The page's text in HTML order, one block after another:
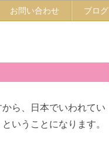
お問い合わせ ブログ
ら、日本でいわれてい
いうことになります。